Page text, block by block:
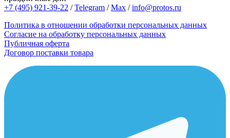
+7 (495) 921-39-22 /Telegram /Max /info@protos.ru
Политика в отношении обработки персональных данных
Согласие на обработку персональных данных
Публичная оферта
Договор поставки товара